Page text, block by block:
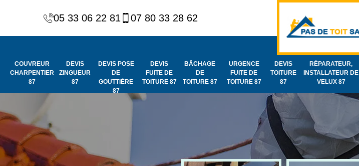
05 33 06 22 81 07 80 33 28 62
COUVREUR
CHARPENTIER
87
DEVIS
ZINGUEUR
87
DEVIS POSE
DE
GOUTTIÈRE
87
DEVIS
FUITE DE
TOITURE 87
BÂCHAGE
DE
TOITURE 87
URGENCE
FUITE DE
TOITURE 87
DEVIS
TOITURE
87
RÉPARATEUR,
INSTALLATEUR DE
VELUX 87